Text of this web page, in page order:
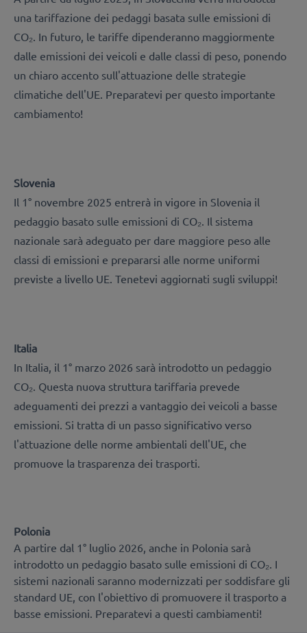
una tariffazione dei pedaggi basata sulle emissioni di
CO₂. In futuro, le tariffe dipenderanno maggiormente
dalle emissioni dei veicoli e dalle classi di peso, ponendo
un chiaro accento sull'attuazione delle strategie
climatiche dell'UE. Preparatevi per questo importante
cambiamento!
Slovenia
Il 1° novembre 2025 entrerà in vigore in Slovenia il
pedaggio basato sulle emissioni di CO₂. Il sistema
nazionale sarà adeguato per dare maggiore peso alle
classi di emissioni e prepararsi alle norme uniformi
previste a livello UE. Tenetevi aggiornati sugli sviluppi!
Italia
In Italia, il 1° marzo 2026 sarà introdotto un pedaggio
CO₂. Questa nuova struttura tariffaria prevede
adeguamenti dei prezzi a vantaggio dei veicoli a basse
emissioni. Si tratta di un passo significativo verso
l'attuazione delle norme ambientali dell'UE, che
promuove la trasparenza dei trasporti.
Polonia
A partire dal 1° luglio 2026, anche in Polonia sarà
introdotto un pedaggio basato sulle emissioni di CO₂. I
sistemi nazionali saranno modernizzati per soddisfare gli
standard UE, con l'obiettivo di promuovere il trasporto a
basse emissioni. Preparatevi a questi cambiamenti!